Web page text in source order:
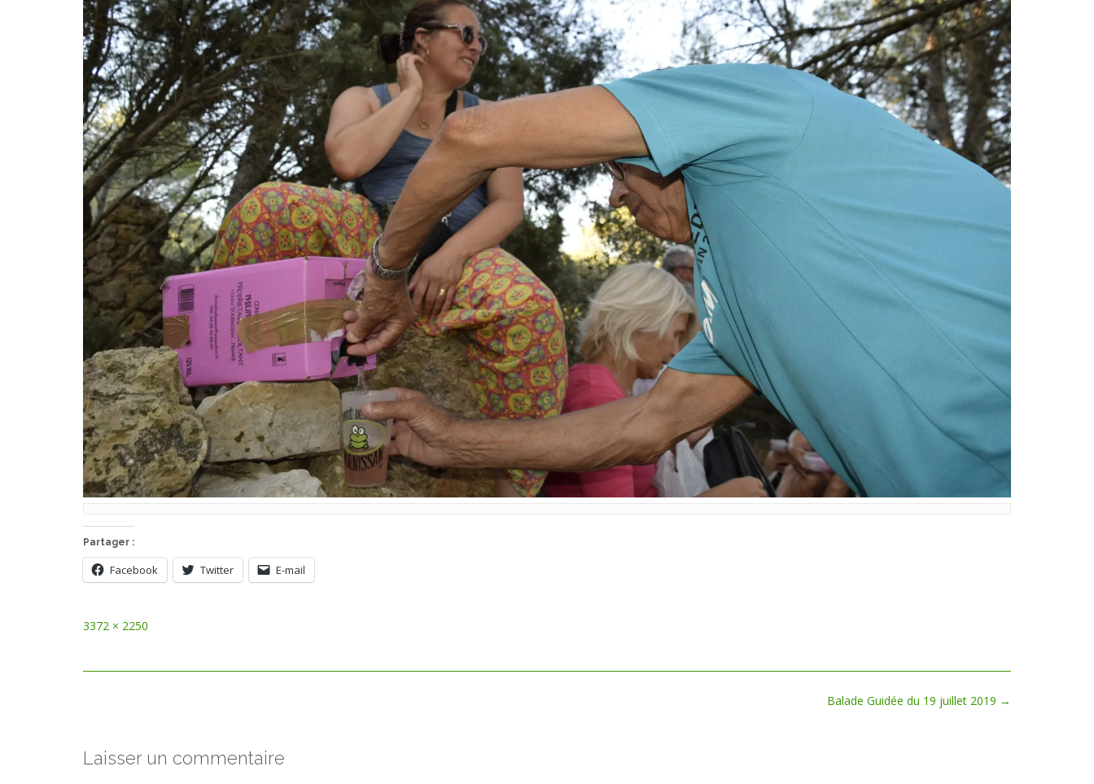
Partager :
Facebook Twitter E-mail
Full
3372 × 2250
Balade Guidée du 19 juillet 2019 →
Laisser un commentaire